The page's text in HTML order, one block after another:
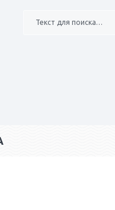
Текст для поиска…